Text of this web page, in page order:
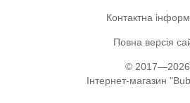
Контактна
Повна версія
© 2017—2026
Інтернет-магазин